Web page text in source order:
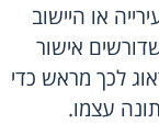
או היישוב
אישור
לכך מראש כדי
עצמו.